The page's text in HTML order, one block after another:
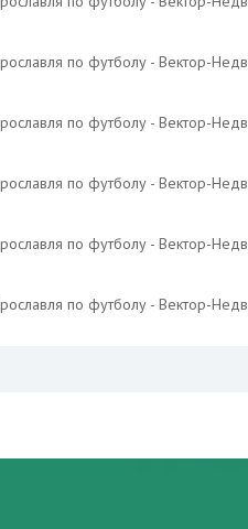
по футболу - Вектор-
по футболу - Вектор-
по футболу - Вектор-
по футболу - Вектор-
по футболу - Вектор-